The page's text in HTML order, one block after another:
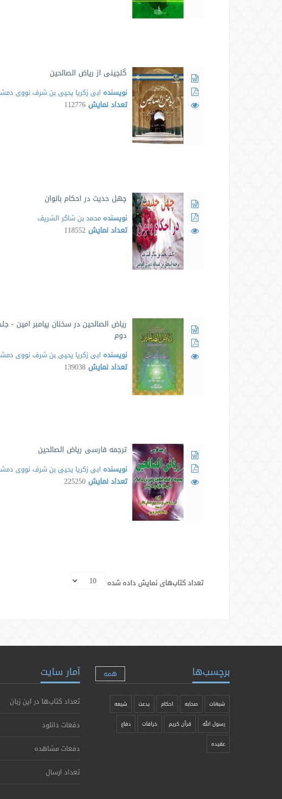
گلچینی از ریاض الصالحین
نویسنده ابی زکریا یحیی بن شرف نووی
تعداد نمایش 112776
چهل حدیث در احکام بانوان
نویسنده محمد بن شاکر الشریف
تعداد نمایش 118552
ریاض الصالحین در سخنان پیامبر امین -
دوم
نویسنده ابی زکریا یحیی بن شرف نووی
تعداد نمایش 139038
ترجمه فارسی ریاض الصالحین
نویسنده ابی زکریا یحیی بن شرف نووی
تعداد نمایش 225250
تعداد کتاب‌های نمایش داده شده
برچسب‌ها همه
شبهات صحابه احکام بدعت شیعه
رسول الله قرآن کریم خرافات دفاع
عقیده
آمار سایت
تعداد کتاب‌ها در این زبان
دفعات دانلود
دفعات مشاهده
تعداد ارسال